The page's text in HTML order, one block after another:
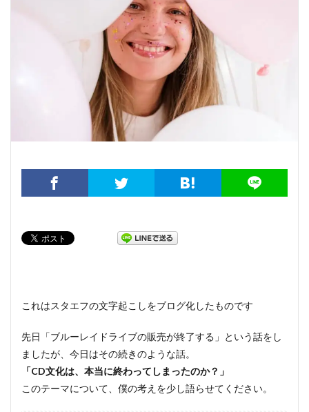
これはスタエフの文字起こしをブログ化したものです
先日「ブルーレイドライブの販売が終了する」という話をし
ましたが、今日はその続きのような話。
「CD文化は、本当に終わってしまったのか？」
このテーマについて、僕の考えを少し語らせてください。